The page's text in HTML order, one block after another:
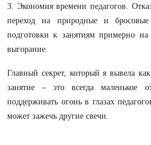
3. Экономия времени педагогов.
переход на природные и бросовые
подготовки к занятиям примерно
выгорание.
Главный секрет, который я вывела
занятие – это всегда маленькое
поддерживать огонь в глазах
может зажечь другие свечи.